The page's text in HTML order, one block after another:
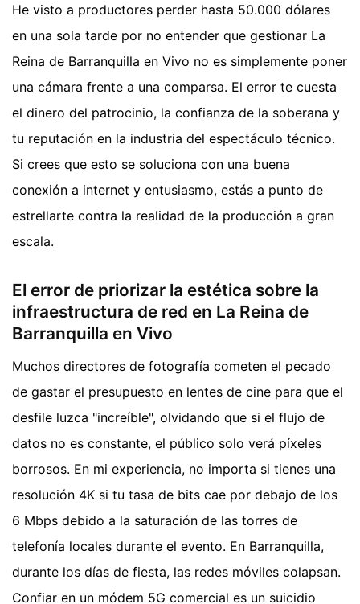
He visto a productores perder hasta 50.000 dólares
en una sola tarde por no entender que gestionar La
Reina de Barranquilla en Vivo no es simplemente poner
una cámara frente a una comparsa. El error te cuesta
el dinero del patrocinio, la confianza de la soberana y
tu reputación en la industria del espectáculo técnico.
Si crees que esto se soluciona con una buena
conexión a internet y entusiasmo, estás a punto de
estrellarte contra la realidad de la producción a gran
escala.
El error de priorizar la estética sobre la
infraestructura de red en La Reina de
Barranquilla en Vivo
Muchos directores de fotografía cometen el pecado
de gastar el presupuesto en lentes de cine para que el
desfile luzca "increíble", olvidando que si el flujo de
datos no es constante, el público solo verá píxeles
borrosos. En mi experiencia, no importa si tienes una
resolución 4K si tu tasa de bits cae por debajo de los
6 Mbps debido a la saturación de las torres de
telefonía locales durante el evento. En Barranquilla,
durante los días de fiesta, las redes móviles colapsan.
Confiar en un módem 5G comercial es un suicidio